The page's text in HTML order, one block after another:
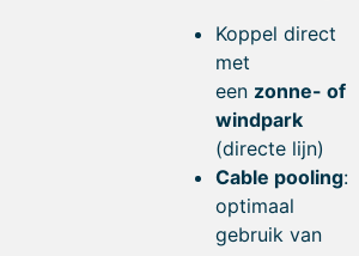
Koppel direct
met
een zonne- of
windpark
(directe lijn)
Cable pooling:
optimaal
gebruik van